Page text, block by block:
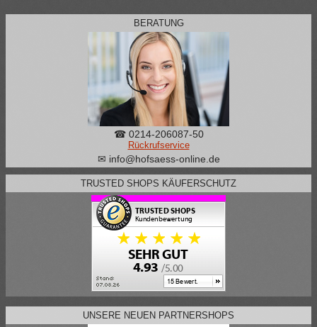
BERATUNG
☎ 0214-206087-50
Rückrufservice
✉ info@hofsaess-online.de
TRUSTED SHOPS KÄUFERSCHUTZ
UNSERE NEUEN PARTNERSHOPS